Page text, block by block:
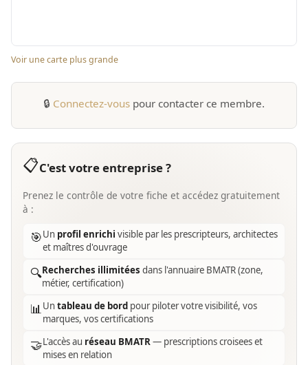
Voir une carte plus grande
🔒 Connectez-vous pour contacter ce membre.
📋C'est votre entreprise ?
Prenez le contrôle de votre fiche et accédez gratuitement
à :
🎯Un profil enrichi visible par les prescripteurs, architectes
et maîtres d'ouvrage
🔍Recherches illimitées dans l'annuaire BMATR (zone,
métier, certification)
📊Untableau de bord pour piloter votre visibilité, vos
marques, vos certifications
🤝L'accès au réseau BMATR— prescriptions croisees et
mises en relation